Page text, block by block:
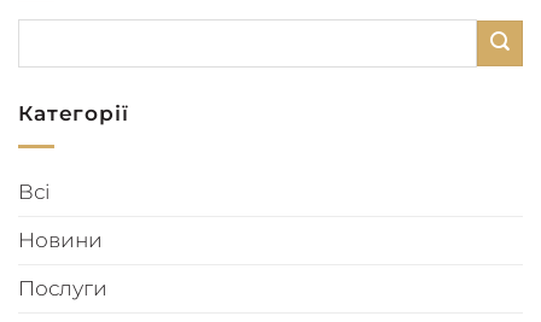
Категорії
Всі
Новини
Послуги